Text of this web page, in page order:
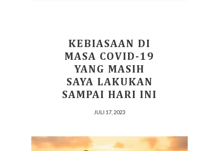
KEBIASAAN DI
MASA COVID-19
YANG MASIH
SAYA LAKUKAN
SAMPAI HARI INI
JULI 17, 2023